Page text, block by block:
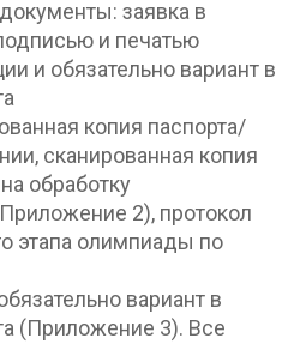
заявка в
и печатью
и обязательно вариант в
копия паспорта/
сканированная копия
обработку
2), протокол
этапа олимпиады по
вариант в
(Приложение 3). Все